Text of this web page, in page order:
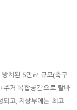
방치된 5만㎡ 규모(축구
+주거 복합공간'으로 탈바
되고, 지상부에는 최고